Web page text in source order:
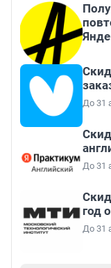
До 31
До 31
год
До 31